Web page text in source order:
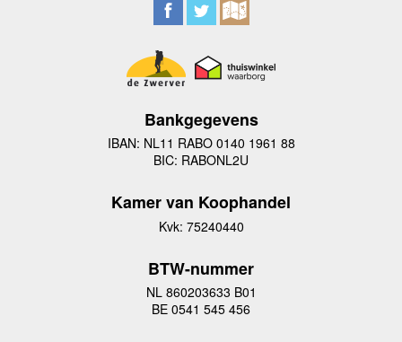
Bankgegevens
IBAN: NL11 RABO 0140 1961 88
BIC: RABONL2U
Kamer van Koophandel
Kvk: 75240440
BTW-nummer
NL 860203633 B01
BE 0541 545 456